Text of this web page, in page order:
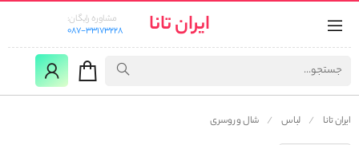
ایران تانا
مشاوره رایگان:
087-33173228
ایران تانا لباس شال و روسری